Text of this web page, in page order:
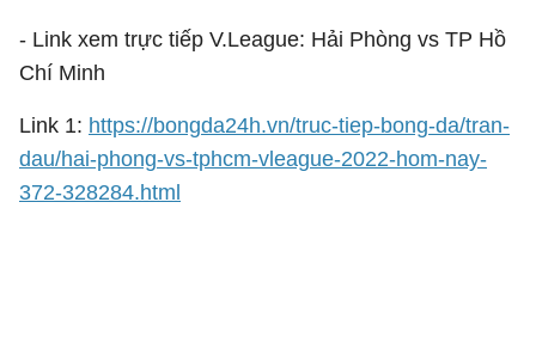
- Link xem trực tiếp V.League: Hải Phòng vs TP Hồ
Chí Minh
Link 1: https://bongda24h.vn/truc-tiep-bong-da/tran-
dau/hai-phong-vs-tphcm-vleague-2022-hom-nay-
372-328284.html